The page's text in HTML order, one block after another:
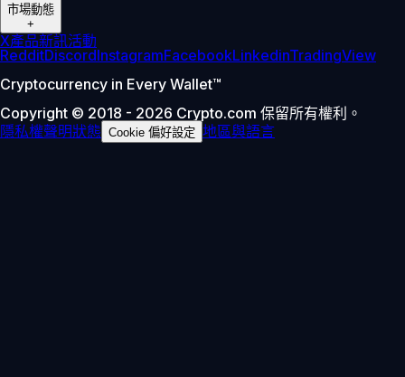
市場動態
+
X產品新訊活動
RedditDiscordInstagramFacebookLinkedinTradingView
Cryptocurrency in Every Wallet™
Copyright © 2018 - 2026 Crypto.com 保留所有權利。
隱私權聲明狀態 Cookie 偏好設定 地區與語言